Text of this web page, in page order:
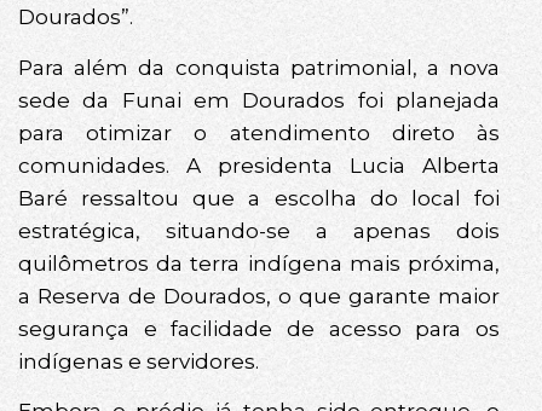
Dourados”.
Para além da conquista patrimonial, a nova
sede da Funai em Dourados foi planejada
para otimizar o atendimento direto às
comunidades. A presidenta Lucia Alberta
Baré ressaltou que a escolha do local foi
estratégica, situando-se a apenas dois
quilômetros da terra indígena mais próxima,
a Reserva de Dourados, o que garante maior
segurança e facilidade de acesso para os
indígenas e servidores.